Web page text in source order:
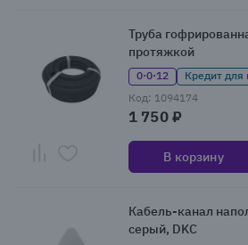
Труба
протяжкой
0·0·12
Кредит
Код: 1094174
1 750 ₽
В корзину
Кабель-канал
серый, DKC